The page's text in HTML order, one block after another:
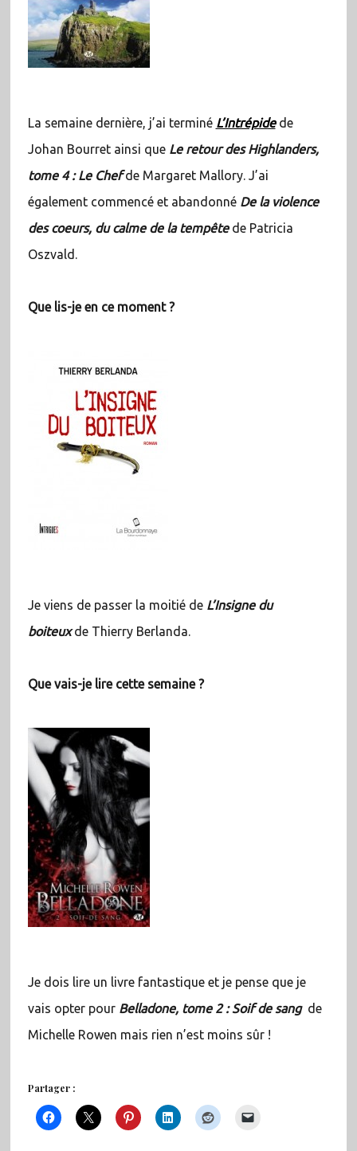
La semaine dernière, j’ai terminé L’Intrépide de
Johan Bourret ainsi que Le retour des Highlanders,
tome 4 : Le Chefde Margaret Mallory. J’ai
également commencé et abandonné De la violence
des coeurs, du calme de la tempêtede Patricia
Oszvald.
Que lis-je en ce moment ?
Je viens de passer la moitié de L’Insigne du
boiteuxde Thierry Berlanda.
Que vais-je lire cette semaine ?
Je dois lire un livre fantastique et je pense que je
vais opter pour Belladone, tome 2 : Soif de sangde
Michelle Rowen mais rien n’est moins sûr !
Partager :